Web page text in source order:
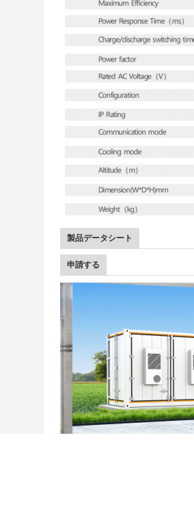
製品データシート
申請する